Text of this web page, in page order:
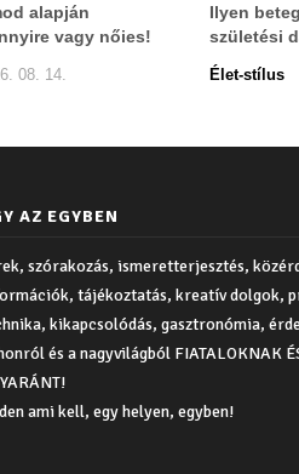
alapján
vagy nőies!
08. 14.
Ilyen
születési
Élet-stílus
AZ EGYBEN
szórakozás, ismeretterjesztés,
tájékoztatás, kreatív dolgok,
kikapcsolódás, gasztronómia,
és a nagyvilágból FIATALOKNAK
ami kell, egy helyen, egyben!